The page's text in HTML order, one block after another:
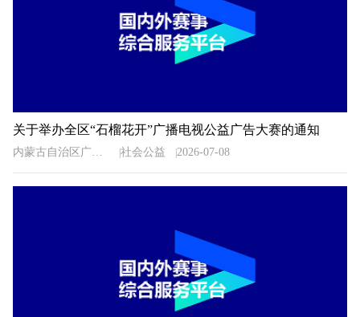
关于举办全区“石榴花开”广播电视公益广告大赛的通知
内蒙古自治区广播电视局 社会公益 2026-07-08